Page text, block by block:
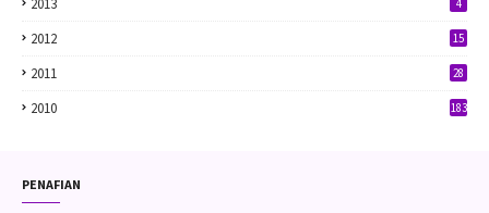
2013 4
2012 15
2011 28
2010 183
PENAFIAN